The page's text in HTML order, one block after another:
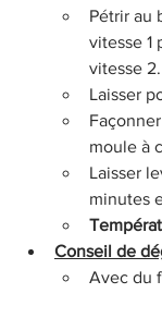
Pétrir au
vitesse 1
vitesse 2.
Laisser
moule à
Laisser
minutes
Conseil de
Avec du